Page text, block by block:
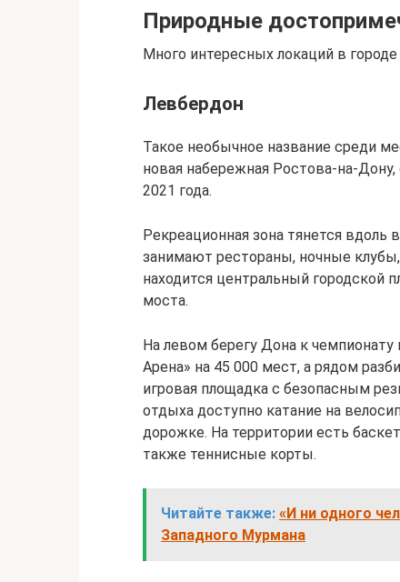
Природные
Много интересных локаций в
Левбердон
Такое необычное название среди
новая набережная Ростова-на-
2021 года.
Рекреационная зона тянется
занимают рестораны, ночные
находится центральный городской
моста.
На левом берегу Дона к
Арена» на 45 000 мест, а рядом
игровая площадка с безопасным
отдыха доступно катание на
дорожке. На территории есть
также теннисные корты.
Читайте также: «И ни одного
Западного Мурмана